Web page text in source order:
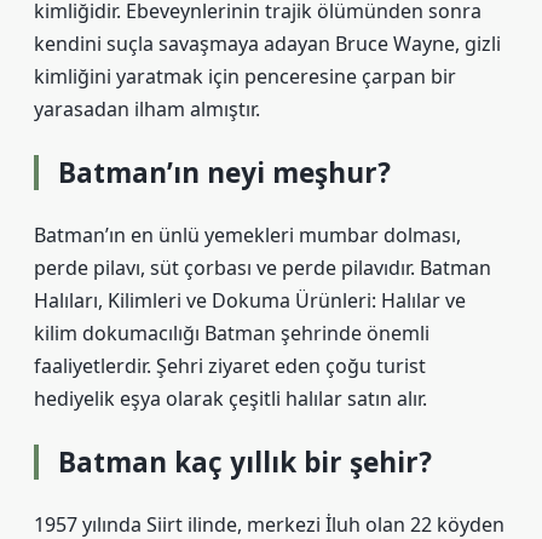
kimliğidir. Ebeveynlerinin trajik ölümünden sonra
kendini suçla savaşmaya adayan Bruce Wayne, gizli
kimliğini yaratmak için penceresine çarpan bir
yarasadan ilham almıştır.
Batman’ın neyi meşhur?
Batman’ın en ünlü yemekleri mumbar dolması,
perde pilavı, süt çorbası ve perde pilavıdır. Batman
Halıları, Kilimleri ve Dokuma Ürünleri: Halılar ve
kilim dokumacılığı Batman şehrinde önemli
faaliyetlerdir. Şehri ziyaret eden çoğu turist
hediyelik eşya olarak çeşitli halılar satın alır.
Batman kaç yıllık bir şehir?
1957 yılında Siirt ilinde, merkezi İluh olan 22 köyden